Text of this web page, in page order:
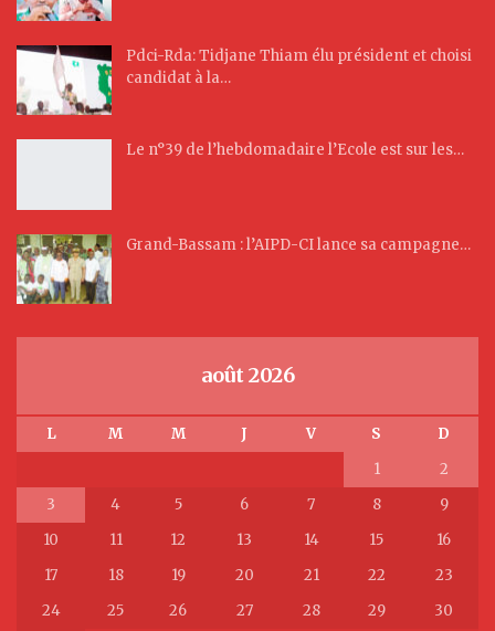
Pdci-Rda: Tidjane Thiam élu président et choisi
candidat à la…
Le n°39 de l’hebdomadaire l’Ecole est sur les…
Grand-Bassam : l’AIPD-CI lance sa campagne…
août 2026
L M M J V S
D
1
2
3
4 5 6 7 8
9
10
11 12 13 14 15
16
17
18 19 20 21 22
23
24
25 26 27 28 29 30